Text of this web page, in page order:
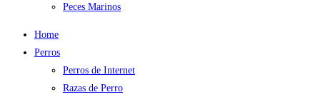
Peces Marinos
Home
Perros
Perros de Internet
Razas de Perro